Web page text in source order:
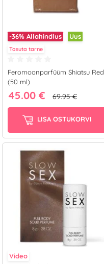
-36% Allahindlus Uus
Tasuta tarne
Feromoonparfüüm Shiatsu Red
(50 ml)
45.00 € 69.95 €
LISA OSTUKORVI
Video